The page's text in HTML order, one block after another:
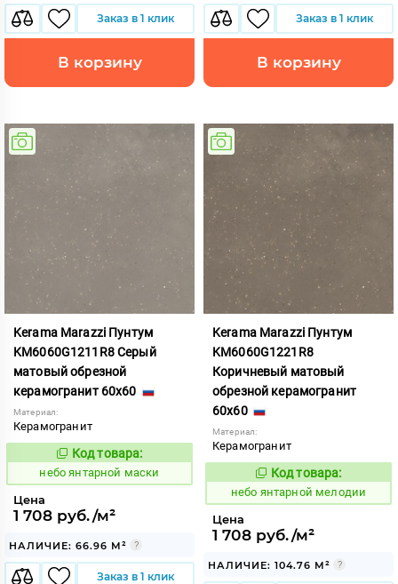
Заказ в 1 клик
В корзину
Заказ в 1 клик
В корзину
Kerama Marazzi Пунтум
KM6060G1211R8 Серый
матовый обрезной
керамогранит 60x60
Материал:
Керамогранит
1124797
Код товара:
небо янтарной маски
Цена
1 708 руб./м²
НАЛИЧИЕ: 66.96 М²
Заказ в 1 клик
Kerama Marazzi Пунтум
KM6060G1221R8
Коричневый матовый
обрезной керамогранит
60x60
Материал:
Керамогранит
1124798
Код товара:
небо янтарной мелодии
Цена
1 708 руб./м²
НАЛИЧИЕ: 104.76 М²